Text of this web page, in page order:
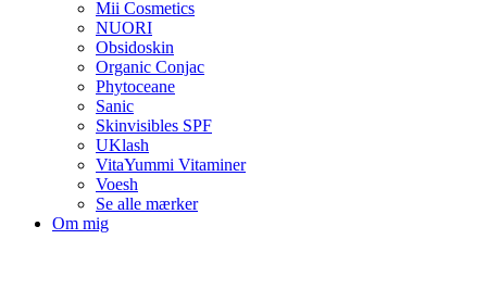
Mii Cosmetics
NUORI
Obsidoskin
Organic Conjac
Phytoceane
Sanic
Skinvisibles SPF
UKlash
VitaYummi Vitaminer
Voesh
Se alle mærker
Om mig